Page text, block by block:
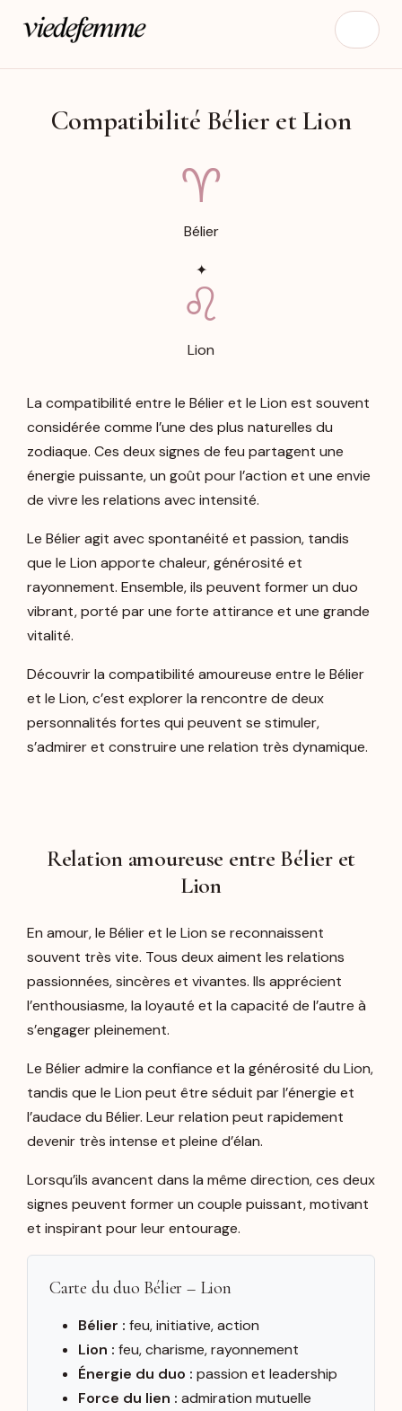
Compatibilité Bélier et Lion
♈︎
Bélier
✦
♌︎
Lion
La compatibilité entre le Bélier et le Lion est souvent
considérée comme l’une des plus naturelles du
zodiaque. Ces deux signes de feu partagent une
énergie puissante, un goût pour l’action et une envie
de vivre les relations avec intensité.
Le Bélier agit avec spontanéité et passion, tandis
que le Lion apporte chaleur, générosité et
rayonnement. Ensemble, ils peuvent former un duo
vibrant, porté par une forte attirance et une grande
vitalité.
Découvrir la compatibilité amoureuse entre le Bélier
et le Lion, c’est explorer la rencontre de deux
personnalités fortes qui peuvent se stimuler,
s’admirer et construire une relation très dynamique.
Relation amoureuse entre Bélier et
Lion
En amour, le Bélier et le Lion se reconnaissent
souvent très vite. Tous deux aiment les relations
passionnées, sincères et vivantes. Ils apprécient
l’enthousiasme, la loyauté et la capacité de l’autre à
s’engager pleinement.
Le Bélier admire la confiance et la générosité du Lion,
tandis que le Lion peut être séduit par l’énergie et
l’audace du Bélier. Leur relation peut rapidement
devenir très intense et pleine d’élan.
Lorsqu’ils avancent dans la même direction, ces deux
signes peuvent former un couple puissant, motivant
et inspirant pour leur entourage.
Carte du duo Bélier – Lion
Bélier : feu, initiative, action
Lion : feu, charisme, rayonnement
Énergie du duo : passion et leadership
Force du lien : admiration mutuelle